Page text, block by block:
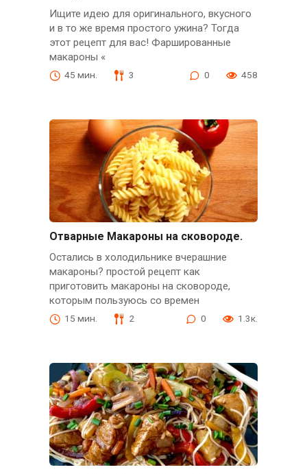
Ищите идею для оригинального, вкусного
и в то же время простого ужина? Тогда
этот рецепт для вас! Фаршированные
макароны «
45 мин. 3 0 458
Отварные Макароны на сковороде.
Остались в холодильнике вчерашние
макароны? простой рецепт как
приготовить макароны на сковороде,
которым пользуюсь со времен
15 мин. 2 0 1.3к.